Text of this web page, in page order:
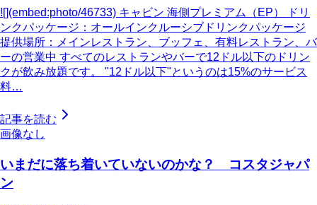
![](embed:photo/46733) キャビン 海側プレミアム（EP） ドリ
ンクパッケージ：オールインクルーシブドリンクパッケージ
提供場所：メインレストラン、ブッフェ、有料レストラン、バ
ーの営業中 すべてのレストランやバーで12ドル以下のドリン
クが飲み放題です。 "12ドル以下"というのは15%のサービス
料…
記事を読む
画像なし
いまだに落ち着いていないのかな？ コスタジャパ
ン